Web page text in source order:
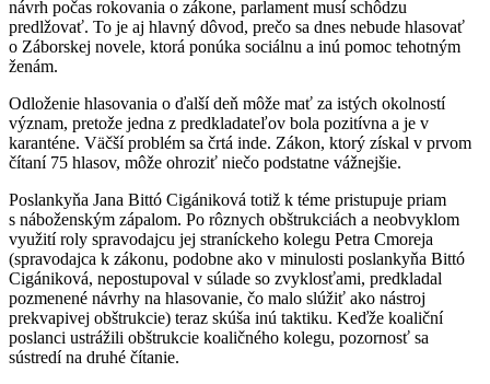
návrh počas rokovania o zákone, parlament musí schôdzu
predlžovať. To je aj hlavný dôvod, prečo sa dnes nebude hlasovať
o Záborskej novele, ktorá ponúka sociálnu a inú pomoc tehotným
ženám.
Odloženie hlasovania o ďalší deň môže mať za istých okolností
význam, pretože jedna z predkladateľov bola pozitívna a je v
karanténe. Väčší problém sa črtá inde. Zákon, ktorý získal v prvom
čítaní 75 hlasov, môže ohroziť niečo podstatne vážnejšie.
Poslankyňa Jana Bittó Cigániková totiž k téme pristupuje priam
s náboženským zápalom. Po rôznych obštrukciách a neobvyklom
využití roly spravodajcu jej straníckeho kolegu Petra Cmoreja
(spravodajca k zákonu, podobne ako v minulosti poslankyňa Bittó
Cigániková, nepostupoval v súlade so zvyklosťami, predkladal
pozmenené návrhy na hlasovanie, čo malo slúžiť ako nástroj
prekvapivej obštrukcie) teraz skúša inú taktiku. Keďže koaliční
poslanci ustrážili obštrukcie koaličného kolegu, pozornosť sa
sústredí na druhé čítanie.